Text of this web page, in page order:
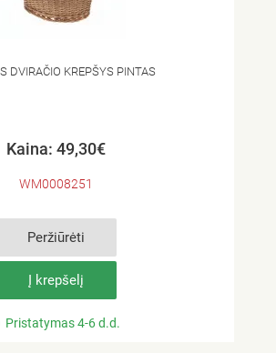
DVIRAČIO KREPŠYS PINTAS
Kaina: 49,30€
WM0008251
Peržiūrėti
Į krepšelį
Pristatymas 4-6 d.d.